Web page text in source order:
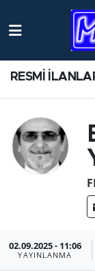
RESMİ
02.09.2025 - 11:06
YAYINLANMA
ANTİK
AYDIN
BİLİM VE
EKONOMİ
Nöbetçi
Namaz
Trafik
Süper
Son